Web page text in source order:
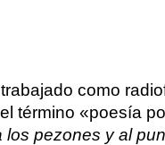
como
término «poesía
los pezones y al